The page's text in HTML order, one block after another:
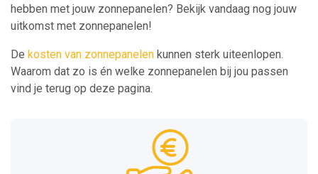
hebben met jouw zonnepanelen? Bekijk vandaag nog jouw
uitkomst met zonnepanelen!
De kosten van zonnepanelen kunnen sterk uiteenlopen.
Waarom dat zo is én welke zonnepanelen bij jou passen
vind je terug op deze pagina.